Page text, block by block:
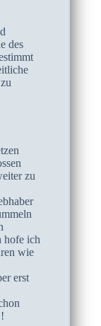
des
zu
hofe ich
wie
erst